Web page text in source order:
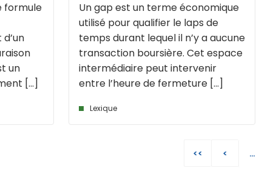
formule
un
[...]
Un gap est un terme économique
utilisé pour qualifier le laps de
temps durant lequel il n’y a aucune
transaction boursière. Cet espace
intermédiaire peut intervenir
entre l’heure de fermeture [...]
Lexique
<< < …